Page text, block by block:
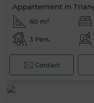
Appartement in
60 m²
3 Pers.
Contact
Hallo, ik ben
toepassen?